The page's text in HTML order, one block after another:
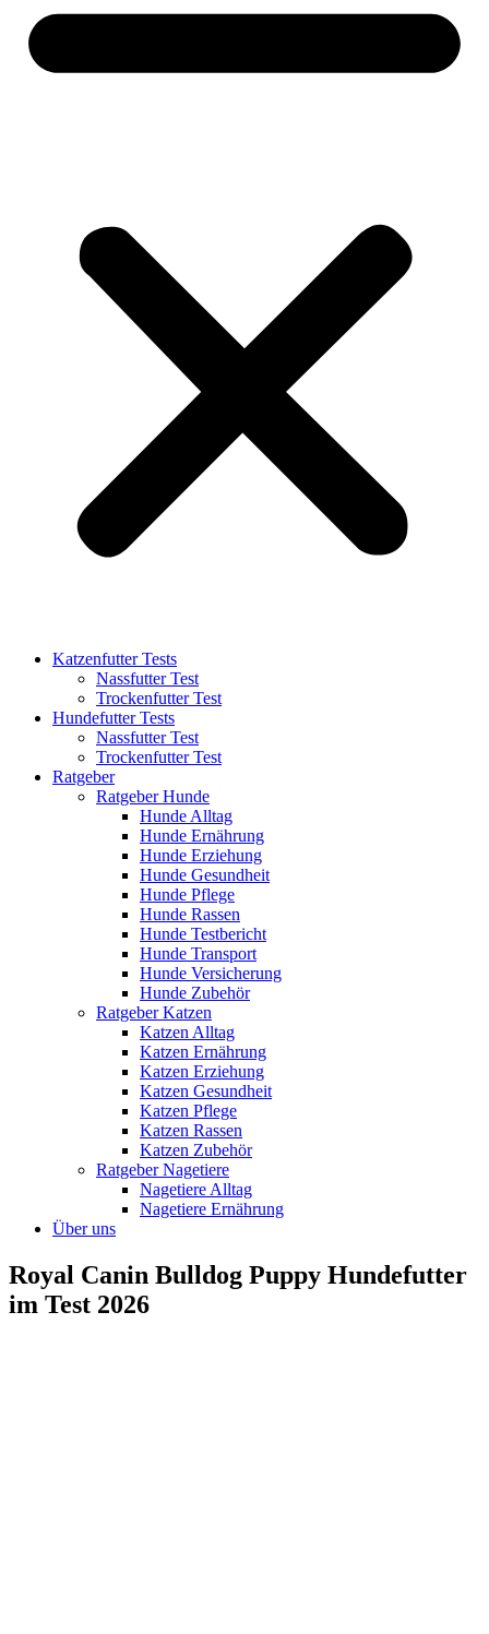
Katzenfutter Tests
Nassfutter Test
Trockenfutter Test
Hundefutter Tests
Nassfutter Test
Trockenfutter Test
Ratgeber
Ratgeber Hunde
Hunde Alltag
Hunde Ernährung
Hunde Erziehung
Hunde Gesundheit
Hunde Pflege
Hunde Rassen
Hunde Testbericht
Hunde Transport
Hunde Versicherung
Hunde Zubehör
Ratgeber Katzen
Katzen Alltag
Katzen Ernährung
Katzen Erziehung
Katzen Gesundheit
Katzen Pflege
Katzen Rassen
Katzen Zubehör
Ratgeber Nagetiere
Nagetiere Alltag
Nagetiere Ernährung
Über uns
Royal Canin Bulldog Puppy Hundefutter
im Test 2026